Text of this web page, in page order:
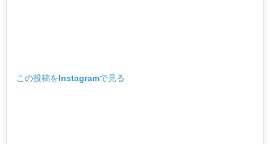
この投稿をInstagramで見る